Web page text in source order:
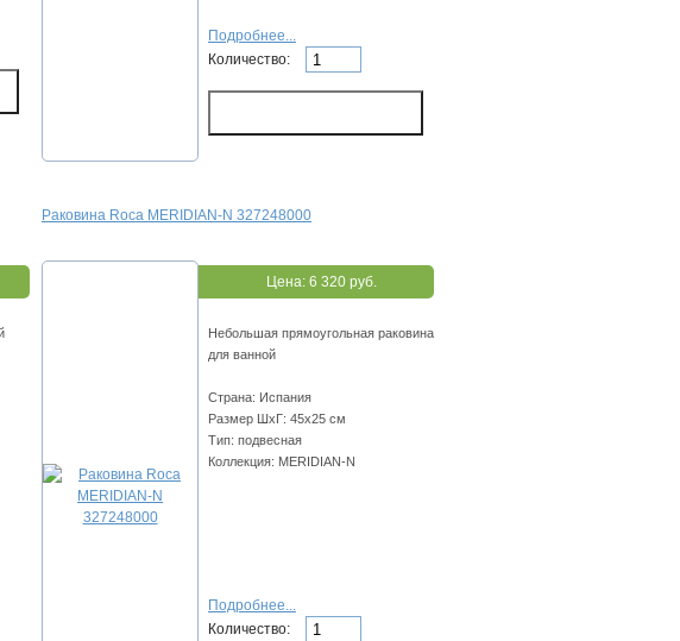
Подробнее...
Количество:
Раковина Roca MERIDIAN-N 327248000
Цена: 6 320 руб.
Небольшая прямоугольная раковина
для ванной
Страна: Испания
Размер ШхГ: 45х25 см
Тип: подвесная
Коллекция: MERIDIAN-N
Подробнее...
Количество: